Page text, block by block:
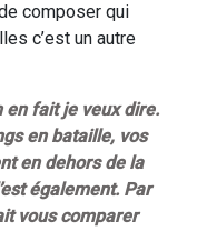
composer qui
c’est un autre
en fait je veux dire.
en bataille, vos
en dehors de la
également. Par
vous comparer